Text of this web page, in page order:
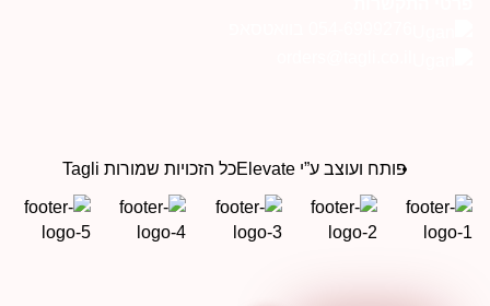
פותח ועוצב ע”י Elevate כל הזכויות שמורות Tagli